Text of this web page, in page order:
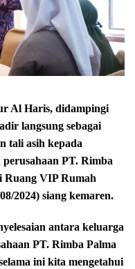
Al Haris, didampingi
langsung sebagai
tali asih kepada
PT. Rimba
Ruang VIP Rumah
2024) siang kemaren.
antara keluarga
PT. Rimba Palma
ini kita mengetahui